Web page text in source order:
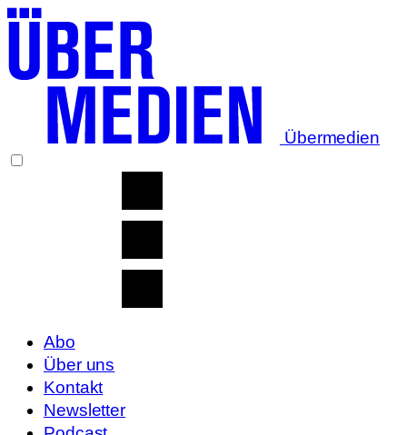
Übermedien
Abo
Über uns
Kontakt
Newsletter